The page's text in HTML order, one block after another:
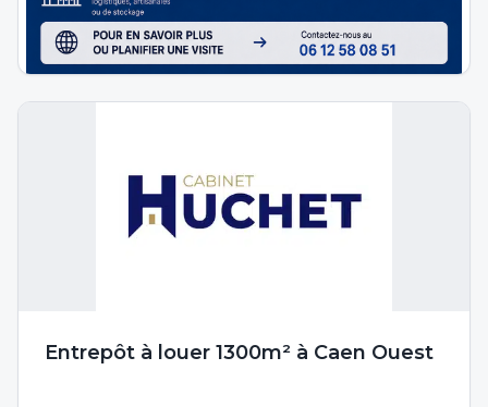
Entrepôt à louer 1300m² à Caen Ouest